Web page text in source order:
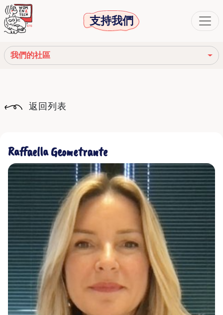
支持我們
我們的社區
道德守則
我們的網絡
返回列表
Raffaella Geometrante